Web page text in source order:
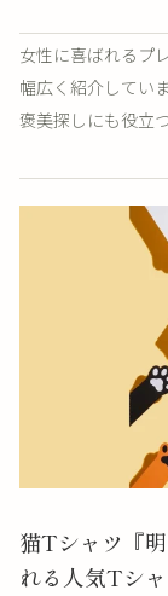
女性に喜ばれるプ
幅広く紹介してい
褒美探しにも役立
猫Tシャツ『
れる人気Tシ